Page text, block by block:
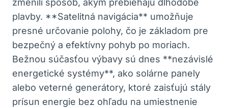
plavby. **Satelitná navigácia** umožňuje
⁢presné určovanie polohy, ⁣čo je základom pre
bezpečný a ‍efektívny pohyb po moriach.
Bežnou ​súčasťou‌ výbavy sú dnes **nezávislé⁣
energetické systémy**, ako solárne panely
alebo ⁤veterné generátory,​ ktoré zaisťujú stály
prísun energie bez‍ ohľadu na ⁣umiestnenie